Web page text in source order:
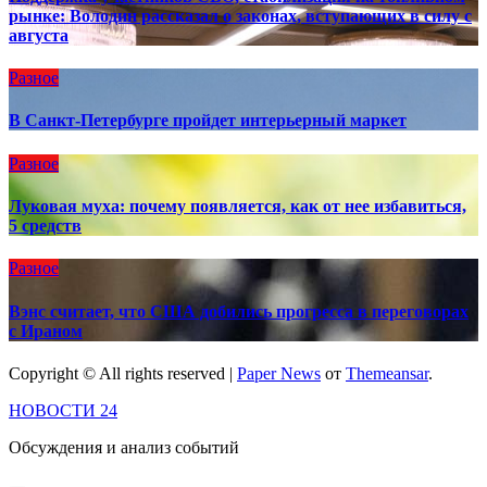
рынке: Володин рассказал о законах, вступающих в силу с
августа
Разное
В Санкт-Петербурге пройдет интерьерный маркет
Разное
Луковая муха: почему появляется, как от нее избавиться,
5 средств
Разное
Вэнс считает, что США добились прогресса в переговорах
с Ираном
Copyright © All rights reserved | Paper News от Themeansar.
НОВОСТИ 24
Обсуждения и анализ событий